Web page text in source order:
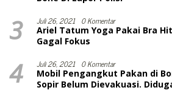
3 Juli 26, 2021 0 Komentar
Ariel Tatum Yoga Pakai Bra
Gagal Fokus
4 Juli 26, 2021 0 Komentar
Mobil Pengangkut Pakan di Bone Jatuh Ke Jurang,
Sopir Belum Dievakuasi.